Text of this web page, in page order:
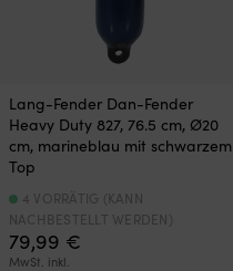
Lang-Fender Dan-Fender
Heavy Duty 827, 76.5 cm, Ø20
cm, marineblau mit schwarzem
Top
79,99 €
MwSt. inkl.
4 VORRÄTIG (KANN
NACHBESTELLT WERDEN)